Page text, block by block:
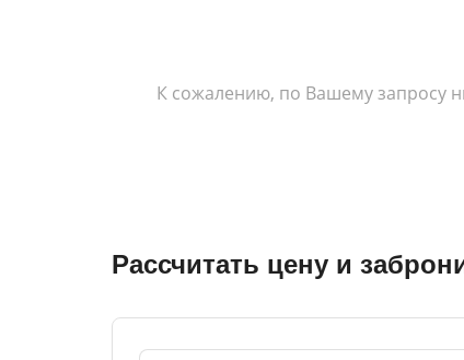
К сожалению, по Вашему запросу
Рассчитать цену и